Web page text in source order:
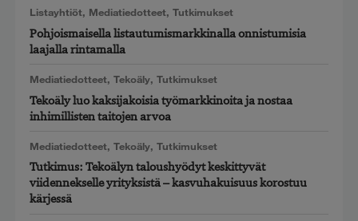
Listayhtiöt, Mediatiedotteet, Tutkimukset
Pohjoismaisella listautumismarkkinalla onnistumisia
laajalla rintamalla
Mediatiedotteet, Tekoäly, Tutkimukset
Tekoäly luo kaksijakoisia työmarkkinoita ja nostaa
inhimillisten taitojen arvoa
Mediatiedotteet, Tekoäly, Tutkimukset
Tutkimus: Tekoälyn taloushyödyt keskittyvät
viidennekselle yrityksistä – kasvuhakuisuus korostuu
kärjessä